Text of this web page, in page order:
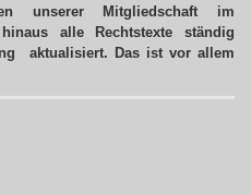
unserer Mitgliedschaft im
alle Rechtstexte ständig
aktualisiert. Das ist vor allem